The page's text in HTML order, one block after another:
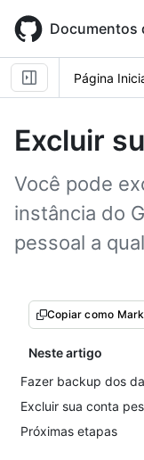
main
content
Documentos
Página
Excluir
Você pode
instância do
pessoal a
Copiar como
Neste artigo
Fazer backup dos
Excluir sua conta
Próximas etapas